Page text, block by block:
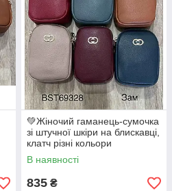
💚Жіночий гаманець-сумочка
зі штучної шкіри на блискавці,
клатч різні кольори
В наявності
835 ₴